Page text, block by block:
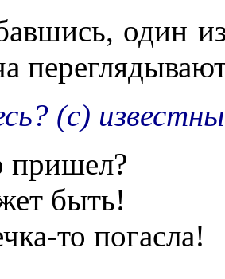
один
(с)
пришел?
быть!
то погасла!